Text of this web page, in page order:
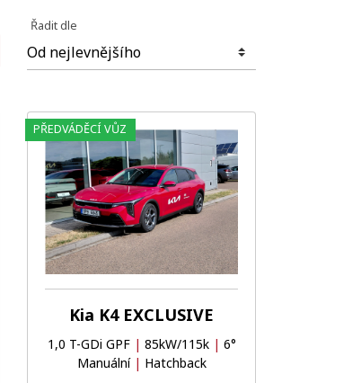
Řadit dle
Oblíbené
Porovnat
Kia K4 EXCLUSIVE
1,0 T-GDi GPF | 85kW/115k | 6°
Manuální | Hatchback
PŘEDVÁDĚCÍ VŮZ